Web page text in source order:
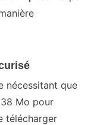
nécessitant que
Mo pour
télécharger